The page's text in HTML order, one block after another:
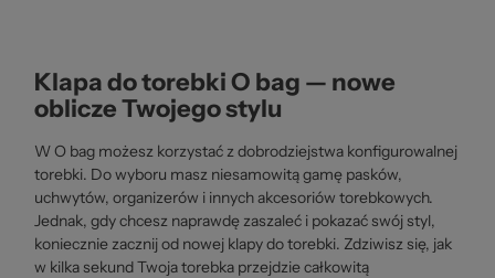
Klapa do torebki O bag — nowe
oblicze Twojego stylu
W O bag możesz korzystać z dobrodziejstwa konfigurowalnej
torebki. Do wyboru masz niesamowitą gamę pasków,
uchwytów, organizerów i innych akcesoriów torebkowych.
Jednak, gdy chcesz naprawdę zaszaleć i pokazać swój styl,
koniecznie zacznij od nowej klapy do torebki. Zdziwisz się, jak
w kilka sekund Twoja torebka przejdzie całkowitą